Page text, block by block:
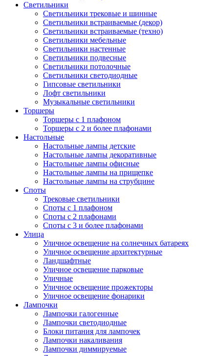
Светильники
Светильники трековые и шинные
Светильники встраиваемые (декор)
Светильники встраиваемые (техно)
Светильники мебельные
Светильники настенные
Светильники подвесные
Светильники потолочные
Светильники светодиодные
Гипсовые светильники
Лофт светильники
Музыкальные светильники
Торшеры
Торшеры с 1 плафоном
Торшеры с 2 и более плафонами
Настольные
Настольные лампы детские
Настольные лампы декоративные
Настольные лампы офисные
Настольные лампы на прищепке
Настольные лампы на струбцине
Споты
Трековые светильники
Споты с 1 плафоном
Споты с 2 плафонами
Споты с 3 и более плафонами
Улица
Уличное освещение на солнечных батареях
Уличное освещение архитектурные
Ландшафтные
Уличное освещение парковые
Уличные
Уличное освещение прожекторы
Уличное освещение фонарики
Лампочки
Лампочки галогенные
Лампочки светодиодные
Блоки питания для лампочек
Лампочки накаливания
Лампочки диммируемые